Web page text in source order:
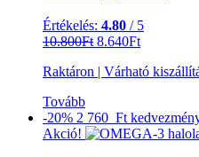
Értékelés: 4.80 / 5
10.800Ft Original
was:
8.640FtCurrent
is:
Raktáron | Várható
Tovább
-20% 2 760 Ft
Akció!